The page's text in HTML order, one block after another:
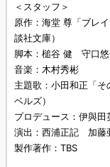
＜スタッフ＞
原作：海堂 尊「ブレ
談社文庫）
脚本：槌谷 健 守口
音楽：木村秀彬
主題歌：小田和正「
ベルズ）
プロデュース：伊與
演出：西浦正記 加
製作著作：TBS